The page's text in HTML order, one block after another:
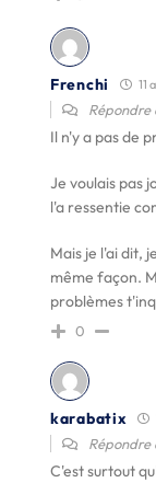
Frenchi 11
Répondre
Il n'y a pas de
Je voulais pas
l'a ressentie
Mais je l'ai dit,
même façon.
problèmes
0
karabatix
Répondre
C'est surtout